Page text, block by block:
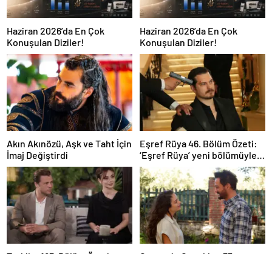
Haziran 2026’da En Çok
Konuşulan Diziler!
Haziran 2026’da En Çok
Konuşulan Diziler!
Akın Akınözü, Aşk ve Taht İçin
İmaj Değiştirdi
Eşref Rüya 46. Bölüm Özeti:
‘Eşref Rüya’ yeni bölümüyle
ekrana geliyor.